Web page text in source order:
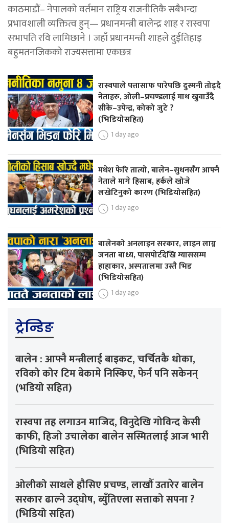
काठमाडौं– नेपालको वर्तमान राष्ट्रिय राजनीतिकै सबैभन्दा
प्रभावशाली व्यक्तित्व हुन्— प्रधानमन्त्री बालेन्द्र शाह र रास्वपा
सभापति रवि लामिछाने । जहाँ प्रधानमन्त्री शाहले दुईतिहाइ
बहुमतनजिकको राज्यसत्तामा एकछत्र
रास्वपाले पत्तासाफ पारेपछि दुस्मनी तोड्दै
नेताहरु, ओली–प्रचण्डलाई माथ खुवाउँदै
सीके–उपेन्द्र, कोको जुटे ?
(भिडियोसहित)
1 day ago
मधेश फेरि तात्यो, बालेन–सुधनसँग आफ्नै
नेताले मागे हिसाब, हर्कले खोजे
लखेटिनुको कारण (भिडियोसहित)
1 day ago
बालेनको अनलाइन सरकार, लाइन लाग्न
जनता बाध्य, पासपोर्टदेखि ग्याससम्म
हाहाकार, अस्पतालमा उस्तै भिड
(भिडियोसहित)
1 day ago
ट्रेन्डिङ
बालेन : आफ्नै मन्त्रीलाई बाइकट, चर्चितकै धोका,
रविको कोर टिम बेकामे निस्किए, फेर्न पनि सकेनन्
(भडियो सहित)
रास्वपा तह लगाउन माजिद, विनुदेखि गोविन्द केसी
काफी, हिजो उचालेका बालेन सस्मितलाई आज भारी
(भिडियो सहित)
ओलीको साथले हौसिए प्रचण्ड, लाखौँ उतारेर बालेन
सरकार ढाल्ने उद्घोष, ब्युँतिएला सत्ताको सपना ?
(भिडियो सहित)